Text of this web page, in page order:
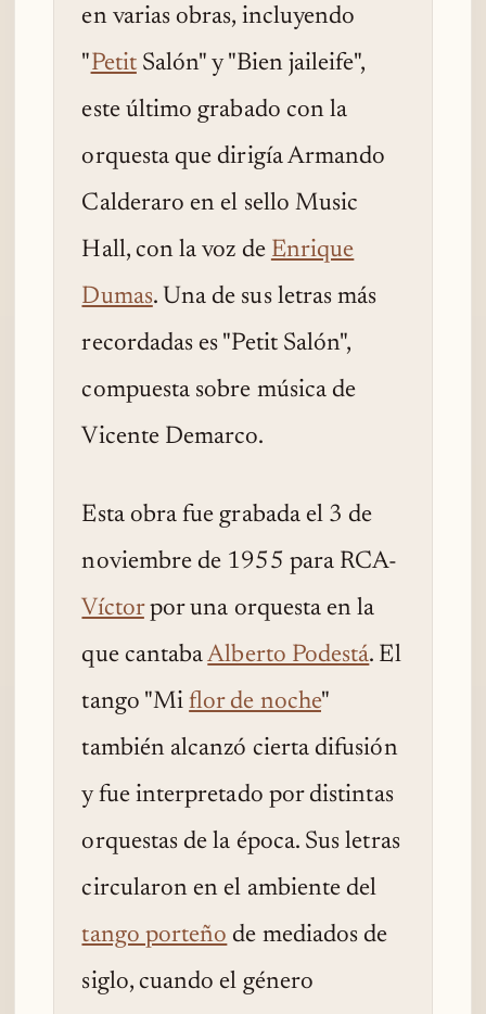
en varias obras, incluyendo
"PetitSalón" y "Bien jaileife",
este último grabado con la
orquesta que dirigía Armando
Calderaro en el sello Music
Hall, con la voz de Enrique
Dumas. Una de sus letras más
recordadas es "Petit Salón",
compuesta sobre música de
Vicente Demarco.
Esta obra fue grabada el 3 de
noviembre de 1955 para RCA-
Víctorpor una orquesta en la
que cantabaAlberto Podestá. El
tango "Miflor de noche"
también alcanzó cierta difusión
y fue interpretado por distintas
orquestas de la época. Sus letras
circularon en el ambiente del
tango porteño de mediados de
siglo, cuando el género